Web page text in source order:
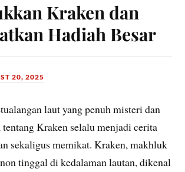
Kraken dan
Hadiah Besar
20, 2025
laut yang penuh misteri dan
tentang Kraken selalu menjadi cerita
sekaligus memikat. Kraken, makhluk
tinggal di kedalaman lautan, dikenal